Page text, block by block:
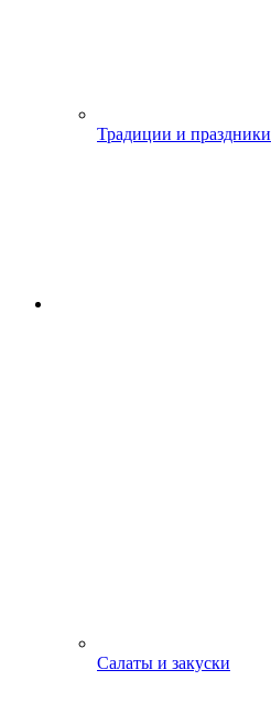
Традиции и праздники
Салаты и закуски